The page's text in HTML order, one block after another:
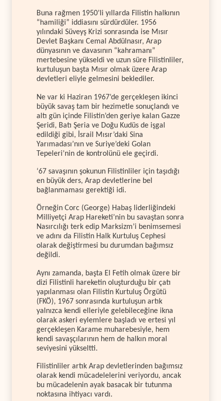
Buna rağmen 1950’li yıllarda Filistin halkının
“hamiliği” iddiasını sürdürdüler. 1956
yılındaki Süveyş Krizi sonrasında ise Mısır
Devlet Başkanı Cemal Abdülnasır, Arap
dünyasının ve davasının “kahramanı”
mertebesine yükseldi ve uzun süre Filistinliler,
kurtuluşun başta Mısır olmak üzere Arap
devletleri eliyle gelmesini beklediler.
Ne var ki Haziran 1967’de gerçekleşen ikinci
büyük savaş tam bir hezimetle sonuçlandı ve
altı gün içinde Filistin’den geriye kalan Gazze
Şeridi, Batı Şeria ve Doğu Kudüs de işgal
edildiği gibi, İsrail Mısır’daki Sina
Yarımadası’nın ve Suriye’deki Golan
Tepeleri’nin de kontrolünü ele geçirdi.
‘67 savaşının şokunun Filistinliler için taşıdığı
en büyük ders, Arap devletlerine bel
bağlanmaması gerektiği idi.
Örneğin Corc (George) Habaş liderliğindeki
Milliyetçi Arap Hareketi’nin bu savaştan sonra
Nasırcılığı terk edip Marksizm’i benimsemesi
ve adını da Filistin Halk Kurtuluş Cephesi
olarak değiştirmesi bu durumdan bağımsız
değildi.
Aynı zamanda, başta El Fetih olmak üzere bir
dizi Filistinli hareketin oluşturduğu bir çatı
yapılanması olan Filistin Kurtuluş Örgütü
(FKÖ), 1967 sonrasında kurtuluşun artık
yalnızca kendi elleriyle gelebileceğine ikna
olarak askeri eylemlere başladı ve ertesi yıl
gerçekleşen Karame muharebesiyle, hem
kendi savaşçılarının hem de halkın moral
seviyesini yükseltti.
Filistinliler artık Arap devletlerinden bağımsız
olarak kendi mücadelelerini veriyordu, ancak
bu mücadelenin ayak basacak bir tutunma
noktasına ihtiyacı vardı.